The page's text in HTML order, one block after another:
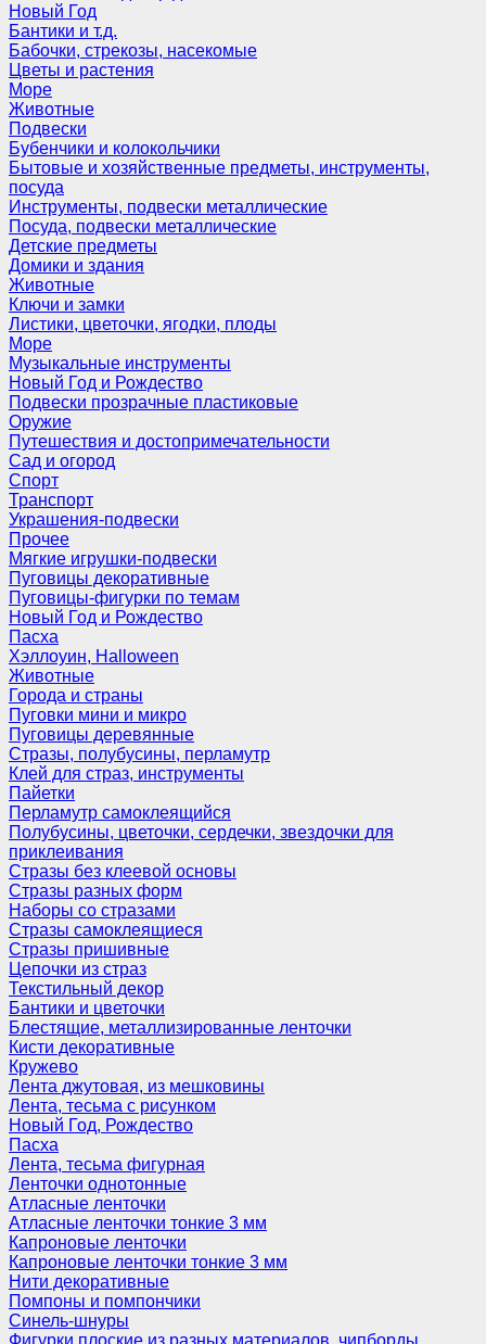
Новый Год
Бантики и т.д.
Бабочки, стрекозы, насекомые
Цветы и растения
Море
Животные
Подвески
Бубенчики и колокольчики
Бытовые и хозяйственные предметы, инструменты,
посуда
Инструменты, подвески металлические
Посуда, подвески металлические
Детские предметы
Домики и здания
Животные
Ключи и замки
Листики, цветочки, ягодки, плоды
Море
Музыкальные инструменты
Новый Год и Рождество
Подвески прозрачные пластиковые
Оружие
Путешествия и достопримечательности
Сад и огород
Спорт
Транспорт
Украшения-подвески
Прочее
Мягкие игрушки-подвески
Пуговицы декоративные
Пуговицы-фигурки по темам
Новый Год и Рождество
Пасха
Хэллоуин, Halloween
Животные
Города и страны
Пуговки мини и микро
Пуговицы деревянные
Стразы, полубусины, перламутр
Клей для страз, инструменты
Пайетки
Перламутр самоклеящийся
Полубусины, цветочки, сердечки, звездочки для
приклеивания
Стразы без клеевой основы
Стразы разных форм
Наборы со стразами
Стразы самоклеящиеся
Стразы пришивные
Цепочки из страз
Текстильный декор
Бантики и цветочки
Блестящие, металлизированные ленточки
Кисти декоративные
Кружево
Лента джутовая, из мешковины
Лента, тесьма с рисунком
Новый Год, Рождество
Пасха
Лента, тесьма фигурная
Ленточки однотонные
Атласные ленточки
Атласные ленточки тонкие 3 мм
Капроновые ленточки
Капроновые ленточки тонкие 3 мм
Нити декоративные
Помпоны и помпончики
Синель-шнуры
Фигурки плоские из разных материалов, чипборды